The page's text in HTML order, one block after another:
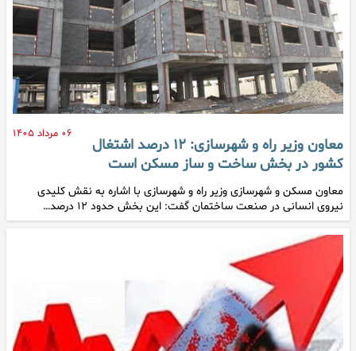
۰۶ مرداد ۱۴۰۵
معاون وزیر راه و شهرسازی: ۱۲ درصد اشتغال
کشور در بخش ساخت و ساز مسکن است
معاون مسکن و شهرسازی وزیر راه و شهرسازی با اشاره به نقش کلیدی
نیروی انسانی در صنعت ساختمان گفت: این بخش حدود ۱۲ درصد…